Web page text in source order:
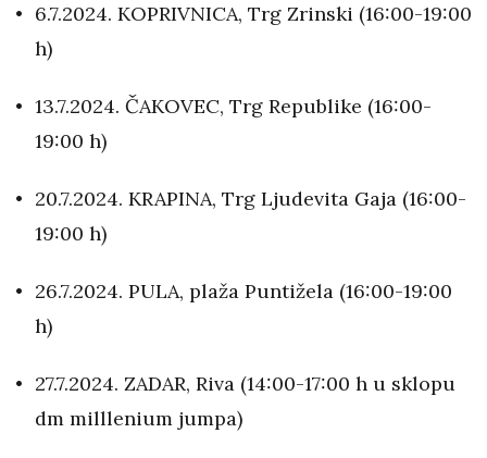
6.7.2024. KOPRIVNICA, Trg Zrinski (16:00-19:00
h)
13.7.2024. ČAKOVEC, Trg Republike (16:00-
19:00 h)
20.7.2024. KRAPINA, Trg Ljudevita Gaja (16:00-
19:00 h)
26.7.2024. PULA, plaža Puntižela (16:00-19:00
h)
27.7.2024. ZADAR, Riva (14:00-17:00 h u sklopu
dm milllenium jumpa)